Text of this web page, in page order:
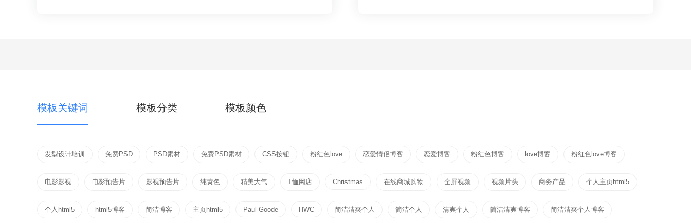
模板关键词 模板分类 模板颜色
发型设计培训 免费PSD PSD素材 免费PSD素材 CSS按钮 粉红色love 恋爱情侣博客 恋爱博客 粉红色博客 love博客 粉红色love博客
电影影视 电影预告片 影视预告片 纯黄色 精美大气 T恤网店 Christmas 在线商城购物 全屏视频 视频片头 商务产品 个人主页html5
个人html5 html5博客 简洁博客 主页html5 Paul Goode HWC 简洁清爽个人 简洁个人 清爽个人 简洁清爽博客 简洁清爽个人博客